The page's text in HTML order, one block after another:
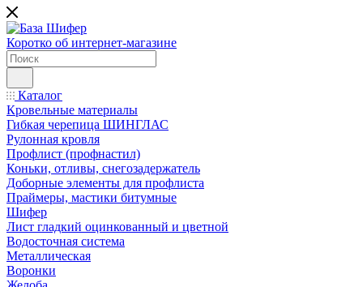
Коротко об интернет-магазине
Каталог
Кровельные материалы
Гибкая черепица ШИНГЛАС
Рулонная кровля
Профлист (профнастил)
Коньки, отливы, снегозадержатель
Доборные элементы для профлиста
Праймеры, мастики битумные
Шифер
Лист гладкий оцинкованный и цветной
Водосточная система
Металлическая
Воронки